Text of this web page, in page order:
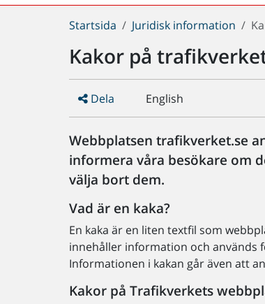
Du
här:
Startsida Juridisk information
Kakor på
Dela English
Webbplatsen trafikverket.se
informera våra besökare om
välja bort dem.
Vad är en kaka?
En kaka är en liten textfil som
innehåller information och används
Informationen i kakan går även att
Kakor på Trafikverkets